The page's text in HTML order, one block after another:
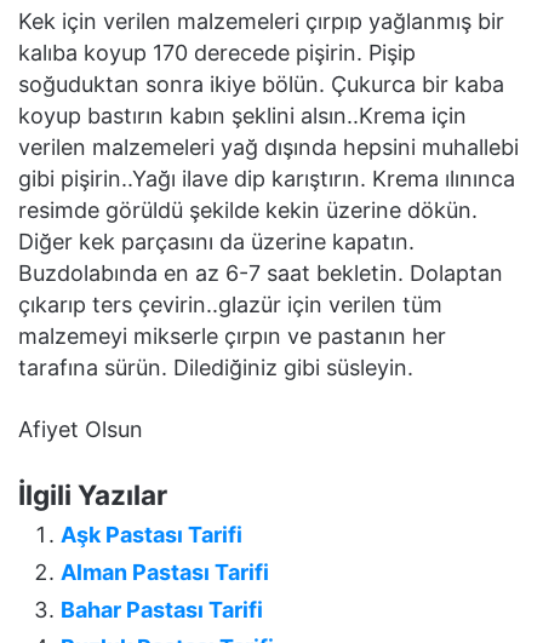
Kek için verilen malzemeleri çırpıp yağlanmış bir
kalıba koyup 170 derecede pişirin. Pişip
soğuduktan sonra ikiye bölün. Çukurca bir kaba
koyup bastırın kabın şeklini alsın..Krema için
verilen malzemeleri yağ dışında hepsini muhallebi
gibi pişirin..Yağı ilave dip karıştırın. Krema ılınınca
resimde görüldü şekilde kekin üzerine dökün.
Diğer kek parçasını da üzerine kapatın.
Buzdolabında en az 6-7 saat bekletin. Dolaptan
çıkarıp ters çevirin..glazür için verilen tüm
malzemeyi mikserle çırpın ve pastanın her
tarafına sürün. Dilediğiniz gibi süsleyin.
Afiyet Olsun
İlgili Yazılar
Aşk Pastası Tarifi
Alman Pastası Tarifi
Bahar Pastası Tarifi